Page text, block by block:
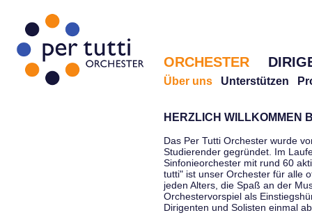
ORCHESTER
Über uns Unterstützen
HERZLICH WILLKOMMEN
Das Per Tutti Orchester wurde
Studierender gegründet. Im
Sinfonieorchester mit rund 60
tutti" ist unser Orchester für alle
jeden Alters, die Spaß an der
Orchestervorspiel als
Dirigenten und Solisten einmal